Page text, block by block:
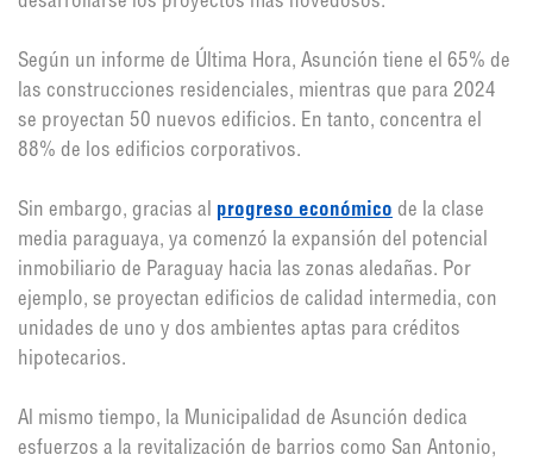
Según un informe de Última Hora, Asunción tiene el 65% de
las construcciones residenciales, mientras que para 2024
se proyectan 50 nuevos edificios. En tanto, concentra el
88% de los edificios corporativos.
Sin embargo, gracias al progreso económico de la clase
media paraguaya, ya comenzó la expansión del potencial
inmobiliario de Paraguay hacia las zonas aledañas. Por
ejemplo, se proyectan edificios de calidad intermedia, con
unidades de uno y dos ambientes aptas para créditos
hipotecarios.
Al mismo tiempo, la Municipalidad de Asunción dedica
esfuerzos a la revitalización de barrios como San Antonio,